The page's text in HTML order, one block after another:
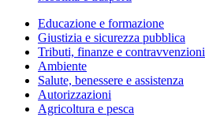
Educazione e formazione
Giustizia e sicurezza pubblica
Tributi, finanze e contravvenzioni
Ambiente
Salute, benessere e assistenza
Autorizzazioni
Agricoltura e pesca